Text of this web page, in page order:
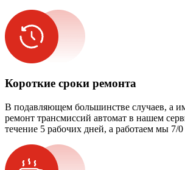
Короткие сроки ремонта
В подавляющем большинстве случаев, а
ремонт трансмиссий автомат в нашем
течение 5 рабочих дней, а работаем мы 7/0